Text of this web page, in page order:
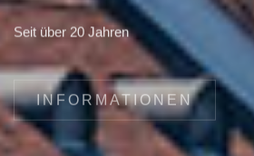
Seit über 20 Jahren
INFORMATIONEN